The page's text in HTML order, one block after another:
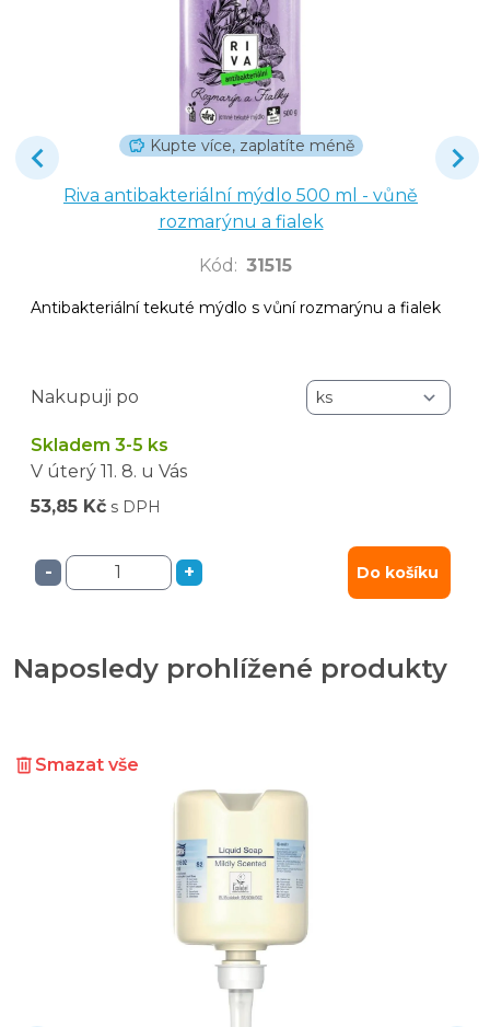
Kupte více, zaplatíte méně
Riva antibakteriální mýdlo 500 ml - vůně
rozmarýnu a fialek
Kód : 31515
Antibakteriální tekuté mýdlo s vůní rozmarýnu a fialek
Nakupuji po
Skladem 3-5 ks
V úterý 11. 8. u Vás
53,85 Kč s DPH
- + Do košíku
Naposledy prohlížené produkty
Smazat vše